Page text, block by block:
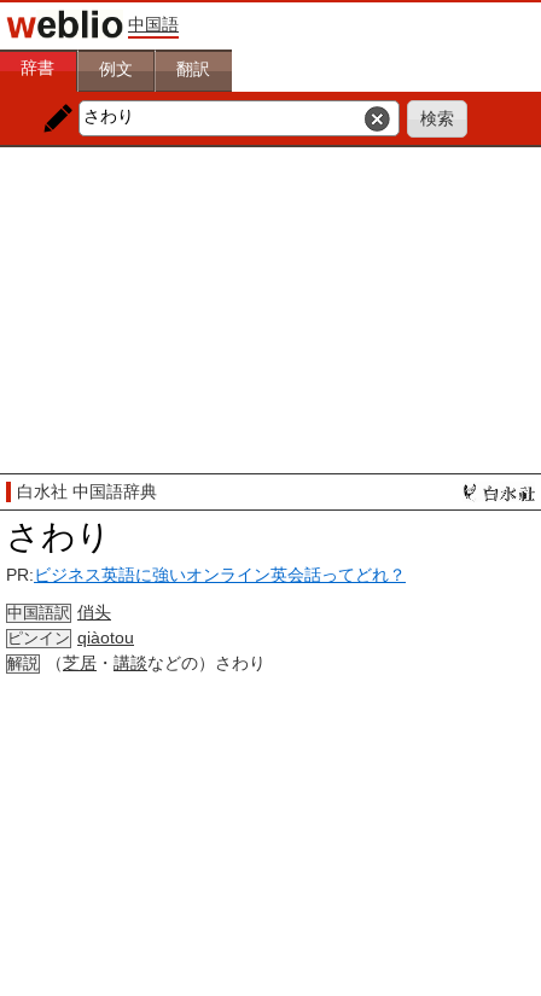
中国語
辞書 例文 翻訳
白水社 中国語辞典
さわり
PR:ビジネス英語に強いオンライン英会話ってどれ？
中国語訳 俏头
ピンイン qiàotou
解説 （芝居 ・ 講談などの）さわり